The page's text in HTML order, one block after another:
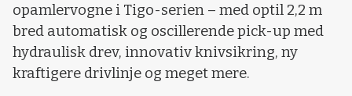
opamlervogne i Tigo-serien – med optil 2,2 m
bred automatisk og oscillerende pick-up med
hydraulisk drev, innovativ knivsikring, ny
kraftigere drivlinje og meget mere.